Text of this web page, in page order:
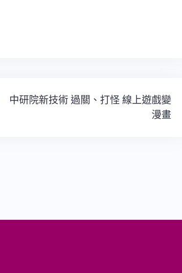
中研院新技術 過關、打怪 線上遊戲變
漫畫